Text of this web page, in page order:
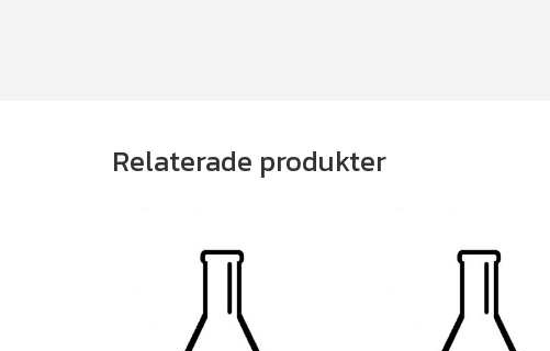
Relaterade produkter